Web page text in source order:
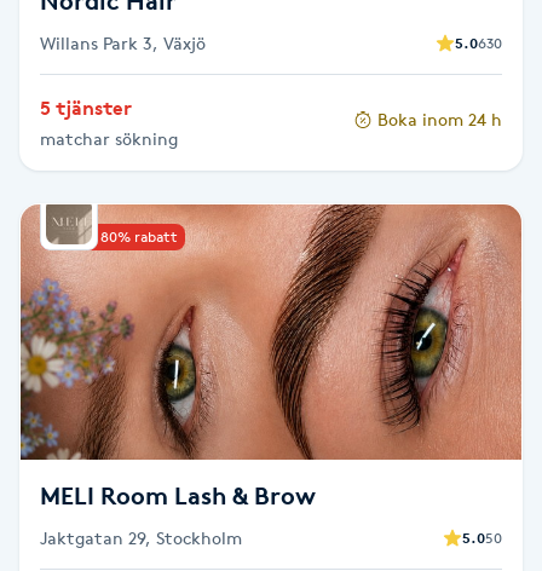
Gel naglar
Gellack
Gellack med förstärkning
Gravidmassage
Gravidyoga
Gruppträning
Willans Park 3, Växjö 5.0630
5 tjänster
matchar sökning
Boka inom 24 h
Upp till 80% rabatt
MELI Room Lash & Brow
Jaktgatan 29, Stockholm 5.050